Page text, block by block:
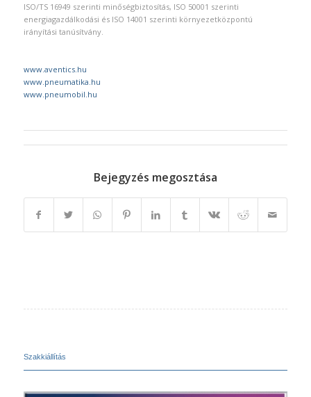
ISO/TS 16949 szerinti minőségbiztosítás, ISO 50001 szerinti
energiagazdálkodási és ISO 14001 szerinti környezetközpontú
irányítási tanúsítvány.
www.aventics.hu
www.pneumatika.hu
www.pneumobil.hu
Bejegyzés megosztása
Szakkiállítás